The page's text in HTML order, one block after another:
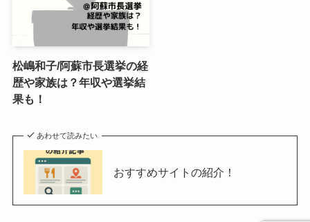
松嶋和子/阿蘇市長選挙の経
歴や家族は？年収や選挙結
果も！
あわせて読みたい
おすすめサイトの紹介！